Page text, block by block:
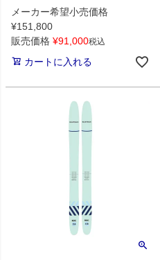
メーカー希望小売価格
¥151,800
販売価格 ¥91,000税込
カートに入れる